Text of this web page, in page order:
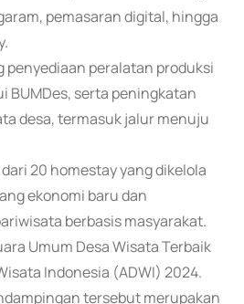
pemasaran digital, hingga
penyediaan peralatan produksi
BUMDes, serta peningkatan
desa, termasuk jalur menuju
20 homestay yang dikelola
ekonomi baru dan
berbasis masyarakat.
Umum Desa Wisata Terbaik
Indonesia (ADWI) 2024.
tersebut merupakan